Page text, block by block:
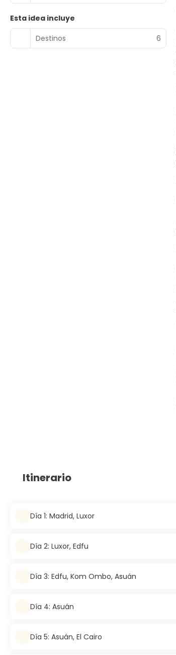
Esta idea incluye
Destinos
6
Itinerario
Día 1: Madrid, Luxor
Día 2: Luxor, Edfu
Día 3: Edfu, Kom Ombo, Asuán
Día 4: Asuán
Día 5: Asuán, El Cairo